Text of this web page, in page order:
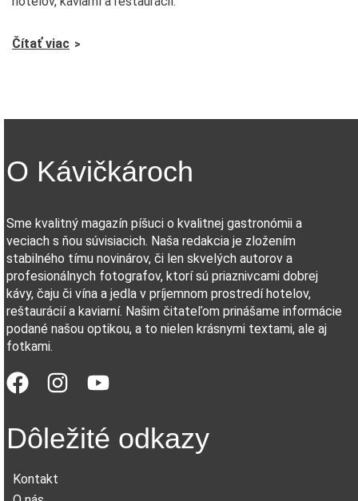
Čítať viac
O Kávičkároch
Sme kvalitný magazín píšuci o kvalitnej gastronómii a
veciach s ňou súvisiacich. Naša redakcia je zložením
stabilného tímu novinárov, či len skvelých autorov a
profesionálnych fotografov, ktorí sú priaznivcami dobrej
kávy, čaju či vína a jedla v príjemnom prostredí hotelov,
reštaurácií a kaviarní. Našim čitateľom prinášame informácie
podané našou optikou, a to nielen krásnymi textami, ale aj
fotkami.
Dôležité odkazy
Kontakt